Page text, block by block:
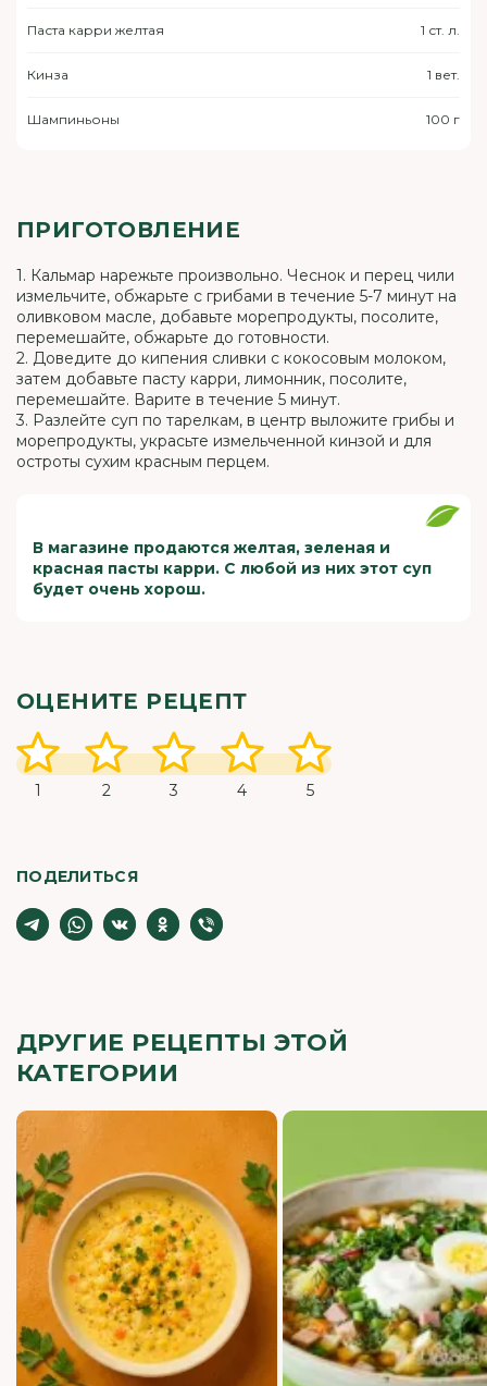
Паста карри желтая 1 ст. л.
Кинза 1 вет.
Шампиньоны 100 г
ПРИГОТОВЛЕНИЕ
1. Кальмар нарежьте произвольно. Чеснок и перец чили
измельчите, обжарьте с грибами в течение 5-7 минут на
оливковом масле, добавьте морепродукты, посолите,
перемешайте, обжарьте до готовности.
2. Доведите до кипения сливки с кокосовым молоком,
затем добавьте пасту карри, лимонник, посолите,
перемешайте. Варите в течение 5 минут.
3. Разлейте суп по тарелкам, в центр выложите грибы и
морепродукты, украсьте измельченной кинзой и для
остроты сухим красным перцем.
В магазине продаются желтая, зеленая и
красная пасты карри. С любой из них этот суп
будет очень хорош.
ОЦЕНИТЕ РЕЦЕПТ
1 2 3 4 5
ПОДЕЛИТЬСЯ
ДРУГИЕ РЕЦЕПТЫ ЭТОЙ
КАТЕГОРИИ